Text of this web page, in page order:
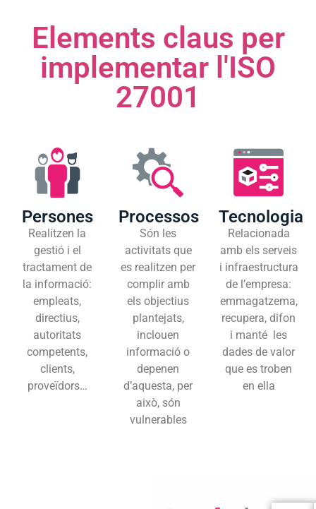
Elements claus per
implementar l'ISO
27001
Persones
Realitzen la
gestió i el
tractament de
la informació:
empleats,
directius,
autoritats
competents,
clients,
proveïdors…
Processos
Són les
activitats que
es realitzen per
complir amb
els objectius
plantejats,
inclouen
informació o
depenen
d’aquesta, per
això, són
vulnerables
Tecnologia
Relacionada
amb els serveis
i infraestructura
de l’empresa:
emmagatzema,
recupera, difon
i manté les
dades de valor
que es troben
en ella